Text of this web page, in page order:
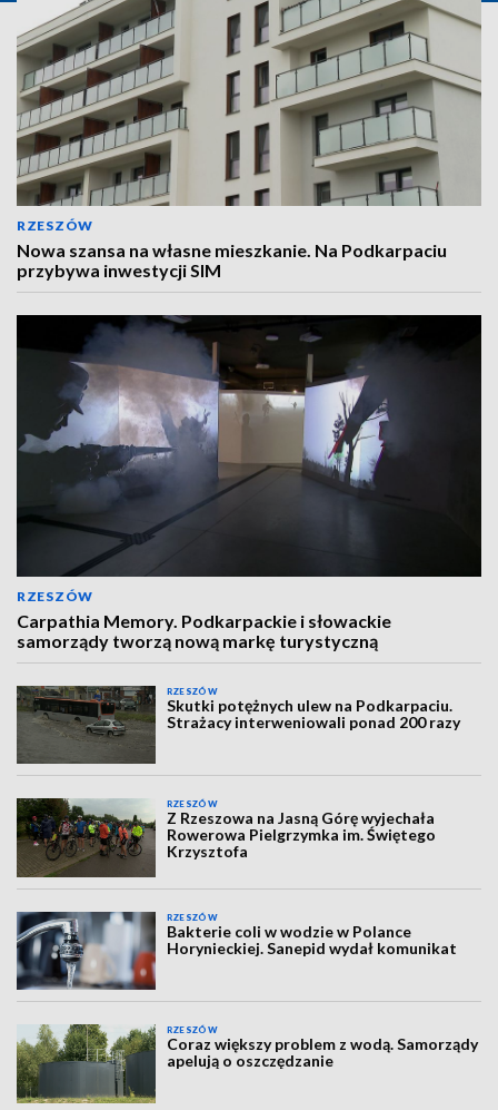
RZESZÓW
Nowa szansa na własne mieszkanie. Na Podkarpaciu
przybywa inwestycji SIM
RZESZÓW
Carpathia Memory. Podkarpackie i słowackie
samorządy tworzą nową markę turystyczną
RZESZÓW
Skutki potężnych ulew na Podkarpaciu.
Strażacy interweniowali ponad 200 razy
RZESZÓW
Z Rzeszowa na Jasną Górę wyjechała
Rowerowa Pielgrzymka im. Świętego
Krzysztofa
RZESZÓW
Bakterie coli w wodzie w Polance
Horynieckiej. Sanepid wydał komunikat
RZESZÓW
Coraz większy problem z wodą. Samorządy
apelują o oszczędzanie